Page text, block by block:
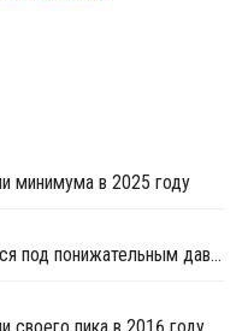
минимума в 2025 году
Цены параксилола в Азии находятся под понижательным давлением со стороны перерабатывающих рынков